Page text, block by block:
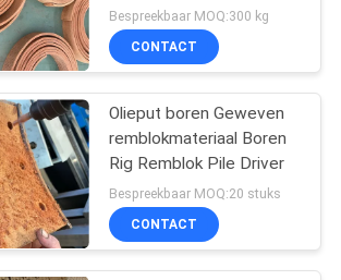
32
remvoeringsmateriaal
Bespreekbaar MOQ:300 kg
CONTACT
Olieput boren Geweven
remblokmateriaal Boren
Rig Remblok Pile Driver
Bespreekbaar MOQ:20 stuks
CONTACT